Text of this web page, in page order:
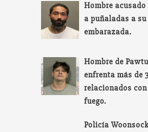
Hombre
a puñaladas a
embarazada.
Hombre de
enfrenta más de
relacionados
fuego.
Policía